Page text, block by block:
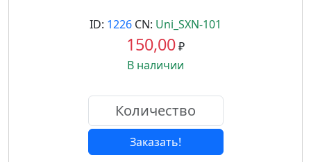
ID: 1226 CN: Uni_SXN-101
150,00₽
В наличии
Заказать!